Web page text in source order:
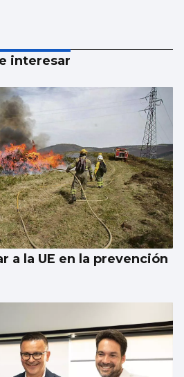
interesar
a la UE en la prevención